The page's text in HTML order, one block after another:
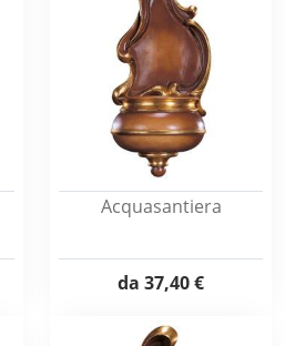
Acquasantiera
da 37,40 €